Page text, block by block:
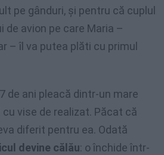
pe gânduri, şi pentru că cuplul
de avion pe care Maria –
– îl va putea plăti cu primul
de ani pleacă dintr-un mare
vise de realizat. Păcat că
diferit pentru ea. Odată
devine călău: o închide într-